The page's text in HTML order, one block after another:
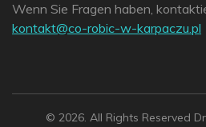
Wenn Sie Fragen haben,
lp.uzcaprak-w-cibor-oc@tkatnok
© 2026. All Rights Reserved